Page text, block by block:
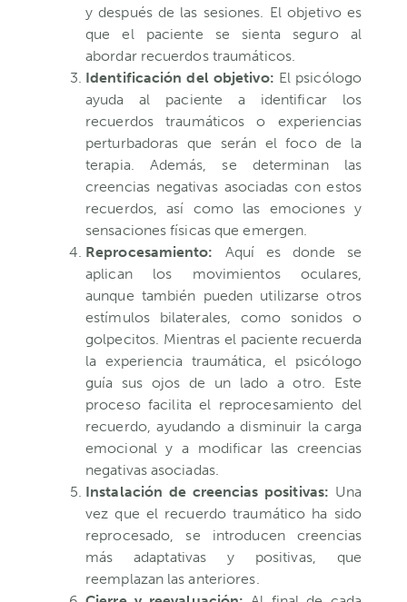
y después de las sesiones. El objetivo es
que el paciente se sienta seguro al
abordar recuerdos traumáticos.
Identificación del objetivo: El psicólogo
ayuda al paciente a identificar los
recuerdos traumáticos o experiencias
perturbadoras que serán el foco de la
terapia. Además, se determinan las
creencias negativas asociadas con estos
recuerdos, así como las emociones y
sensaciones físicas que emergen.
Reprocesamiento: Aquí es donde se
aplican los movimientos oculares,
aunque también pueden utilizarse otros
estímulos bilaterales, como sonidos o
golpecitos. Mientras el paciente recuerda
la experiencia traumática, el psicólogo
guía sus ojos de un lado a otro. Este
proceso facilita el reprocesamiento del
recuerdo, ayudando a disminuir la carga
emocional y a modificar las creencias
negativas asociadas.
Instalación de creencias positivas: Una
vez que el recuerdo traumático ha sido
reprocesado, se introducen creencias
más adaptativas y positivas, que
reemplazan las anteriores.